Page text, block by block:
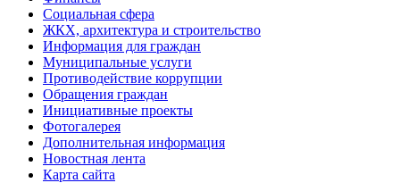
Социальная сфера
ЖКХ, архитектура и строительство
Информация для граждан
Муниципальные услуги
Противодействие коррупции
Обращения граждан
Инициативные проекты
Фотогалерея
Дополнительная информация
Новостная лента
Карта сайта